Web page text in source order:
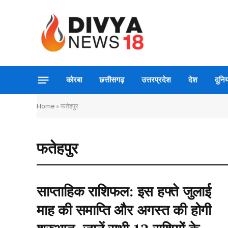
कोरबा छत्तीसगढ़ उत्तरप्रदेश देश
Home » फतेहपुर
फतेहपुर
साप्ताहिक राशिफल: इस हफ्ते जुलाई
माह की समाप्ति और अगस्त की होगी